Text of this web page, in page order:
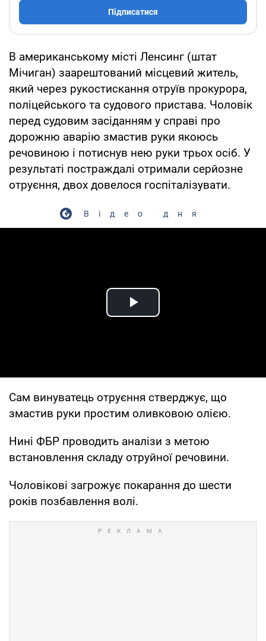
Підписатися
В американському місті Ленсинг (штат
Мічиган) заарештований місцевий житель,
який через рукостискання отруїв прокурора,
поліцейського та судового пристава. Чоловік
перед судовим засіданням у справі про
дорожню аварію змастив руки якоюсь
речовиною і потиснув нею руки трьох осіб. У
результаті постраждалі отримали серйозне
отруєння, двох довелося госпіталізувати.
Відео дня
Play Video
Сам винуватець отруєння стверджує, що
змастив руки простим оливковою олією.
Нині ФБР проводить аналізи з метою
встановлення складу отруйної речовини.
Чоловікові загрожує покарання до шести
років позбавлення волі.